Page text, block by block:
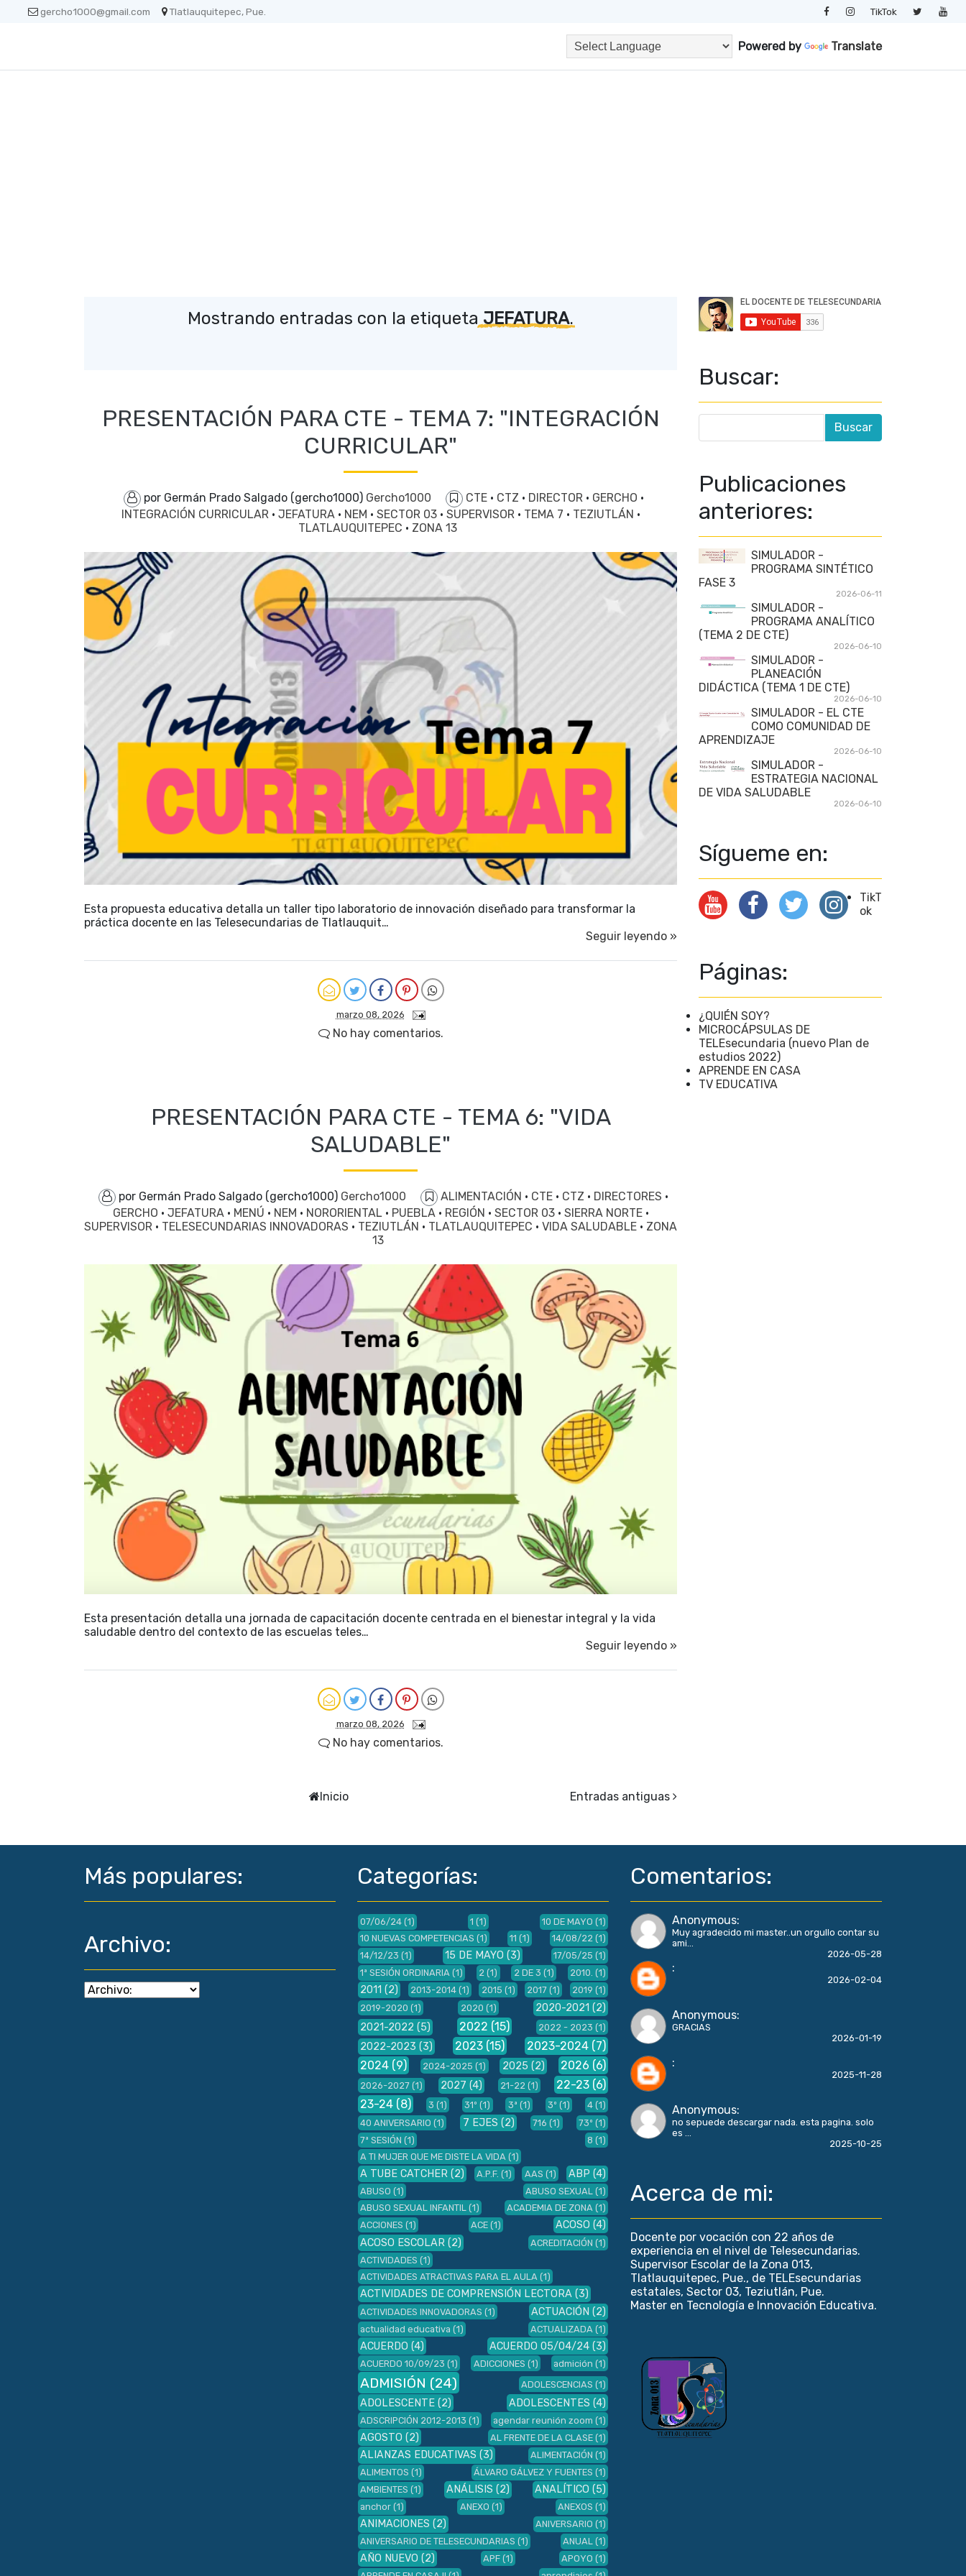
gercho1000@gmail.com Tlatlauquitepec, Pue. TikTok
Powered by Translate
Mostrando entradas con la etiquetaJEFATURA.
PRESENTACIÓN PARA CTE - TEMA 7: "INTEGRACIÓN
CURRICULAR"
por Germán Prado Salgado (gercho1000) Gercho1000 CTE · CTZ · DIRECTOR · GERCHO ·
INTEGRACIÓN CURRICULAR · JEFATURA · NEM · SECTOR 03 · SUPERVISOR · TEMA 7 · TEZIUTLÁN ·
TLATLAUQUITEPEC · ZONA 13
Esta propuesta educativa detalla un taller tipo laboratorio de innovación diseñado para transformar la
práctica docente en las Telesecundarias de Tlatlauquit…
Seguir leyendo »
marzo 08, 2026
No hay comentarios.
PRESENTACIÓN PARA CTE - TEMA 6: "VIDA
SALUDABLE"
por Germán Prado Salgado (gercho1000) Gercho1000 ALIMENTACIÓN · CTE · CTZ · DIRECTORES ·
GERCHO · JEFATURA · MENÚ · NEM · NORORIENTAL · PUEBLA · REGIÓN · SECTOR 03 · SIERRA NORTE ·
SUPERVISOR · TELESECUNDARIAS INNOVADORAS · TEZIUTLÁN · TLATLAUQUITEPEC · VIDA SALUDABLE · ZONA
13
Esta presentación detalla una jornada de capacitación docente centrada en el bienestar integral y la vida
saludable dentro del contexto de las escuelas teles…
Seguir leyendo »
marzo 08, 2026
No hay comentarios.
Entradas antiguas
Inicio
Buscar:
Publicaciones
anteriores:
SIMULADOR -
PROGRAMA SINTÉTICO
FASE 3
2026-06-11
SIMULADOR -
PROGRAMA ANALÍTICO
(TEMA 2 DE CTE)
2026-06-10
SIMULADOR -
PLANEACIÓN
DIDÁCTICA (TEMA 1 DE CTE)
2026-06-10
SIMULADOR - EL CTE
COMO COMUNIDAD DE
APRENDIZAJE
2026-06-10
SIMULADOR -
ESTRATEGIA NACIONAL
DE VIDA SALUDABLE
2026-06-10
Sígueme en:
TikT
ok
Páginas:
¿QUIÉN SOY?
MICROCÁPSULAS DE
TELEsecundaria (nuevo Plan de
estudios 2022)
APRENDE EN CASA
TV EDUCATIVA
Más populares:
Archivo:
Categorías:
07/06/24 (1) 1 (1) 10 DE MAYO (1)
10 NUEVAS COMPETENCIAS (1) 11 (1) 14/08/22 (1)
14/12/23 (1) 15 DE MAYO (3) 17/05/25 (1)
1ª SESIÓN ORDINARIA (1) 2 (1) 2 DE 3 (1) 2010. (1)
2011 (2) 2013-2014 (1) 2015 (1) 2017 (1) 2019 (1)
2019-2020 (1) 2020 (1) 2020-2021 (2)
2021-2022 (5) 2022 (15) 2022 - 2023 (1)
2022-2023 (3) 2023 (15) 2023-2024 (7)
2024 (9) 2024-2025 (1) 2025 (2) 2026 (6)
2026-2027 (1) 2027 (4) 21-22 (1) 22-23 (6)
23-24 (8) 3 (1) 31º (1) 3ª (1) 3º (1) 4 (1)
40 ANIVERSARIO (1) 7 EJES (2) 716 (1) 73º (1)
7ª SESIÓN (1) 8 (1)
A TI MUJER QUE ME DISTE LA VIDA (1)
A TUBE CATCHER (2) A.P.F. (1) AAS (1) ABP (4)
ABUSO (1) ABUSO SEXUAL (1)
ABUSO SEXUAL INFANTIL (1) ACADEMIA DE ZONA (1)
ACCIONES (1) ACE (1) ACOSO (4)
ACOSO ESCOLAR (2) ACREDITACIÓN (1)
ACTIVIDADES (1)
ACTIVIDADES ATRACTIVAS PARA EL AULA (1)
ACTIVIDADES DE COMPRENSIÓN LECTORA (3)
ACTIVIDADES INNOVADORAS (1) ACTUACIÓN (2)
actualidad educativa (1) ACTUALIZADA (1)
ACUERDO (4) ACUERDO 05/04/24 (3)
ACUERDO 10/09/23 (1) ADICCIONES (1) admición (1)
ADMISIÓN (24) ADOLESCENCIAS (1)
ADOLESCENTE (2) ADOLESCENTES (4)
ADSCRIPCIÓN 2012-2013 (1) agendar reunión zoom (1)
AGOSTO (2) AL FRENTE DE LA CLASE (1)
ALIANZAS EDUCATIVAS (3) ALIMENTACIÓN (1)
ALIMENTOS (1) ÁLVARO GÁLVEZ Y FUENTES (1)
AMBIENTES (1) ANÁLISIS (2) ANALÍTICO (5)
anchor (1) ANEXO (1) ANEXOS (1)
ANIMACIONES (2) ANIVERSARIO (1)
ANIVERSARIO DE TELESECUNDARIAS (1) ANUAL (1)
AÑO NUEVO (2) APF (1) APOYO (1)
Comentarios:
Anonymous:
Muy agradecido mi master..un orgullo contar su
ami...
2026-05-28
:
2026-02-04
Anonymous:
GRACIAS
2026-01-19
:
2025-11-28
Anonymous:
no sepuede descargar nada. esta pagina. solo
es ...
2025-10-25
Acerca de mi:
Docente por vocación con 22 años de
experiencia en el nivel de Telesecundarias.
Supervisor Escolar de la Zona 013,
Tlatlauquitepec, Pue., de TELEsecundarias
estatales, Sector 03, Teziutlán, Pue.
Master en Tecnología e Innovación Educativa.